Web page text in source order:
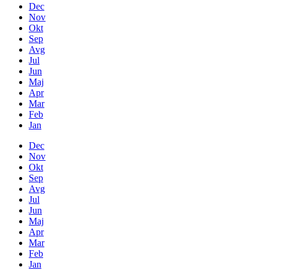
Dec
Nov
Okt
Sep
Avg
Jul
Jun
Maj
Apr
Mar
Feb
Jan
Dec
Nov
Okt
Sep
Avg
Jul
Jun
Maj
Apr
Mar
Feb
Jan